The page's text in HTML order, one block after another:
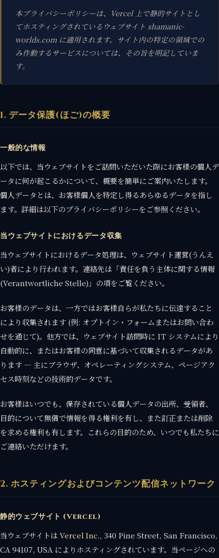
本プライバシーポリシーは、Vercel 上で静的サイトとし
てホスティングされているウェブサイト shamanic-
worlds.com に適用されます。サイト内の特定の領域での
み作動するサービスについては、その旨を明記していま
す。
1. データ保護(ほご)の概要
一般的な情報
以下では、当ウェブサイトをご訪問いただいた際にお客様の個人デ
ータに何が起こるかについて、概要を簡単にご案内いたします。
個人データとは、お客様個人を特定し得るあらゆるデータを指し
ます。詳細は以下のプライバシーポリシーをご参照ください。
当ウェブサイトにおけるデータ収集
当ウェブサイトにおけるデータ処理は、ウェブサイト運営(うんえ
い)者により行われます。連絡先は「責任を負う主体に関する情報
(Verantwortliche Stelle)」の項をご覧ください。
お客様のデータは、一方ではお客様自らが私たちに伝達すること
により収集されます (例: オプトイン・フォームまたはお問い合わ
せを通じて)。他方では、ウェブサイト訪問時に IT システムにより
自動的に、またはお客様の同意に基づいて収集されるデータがあ
ります — 主にブラウザ、オペレーティングシステム、ページアク
セス時刻などの技術的データです。
お客様はいつでも、保存されている個人データの出所、受領者、
目的について無償で情報を得る権利を有し、また訂正または削除
を求める権利も有します。これらの目的のため、いつでも私たちに
ご連絡いただけます。
2. ホスティングおよびコンテンツ配信ネットワーク
静的ウェブサイト (Vercel)
当ウェブサイトはVercel Inc., 340 Pine Street, San Francisco,
CA 94107, USA によりホスティングされています。当ページへの